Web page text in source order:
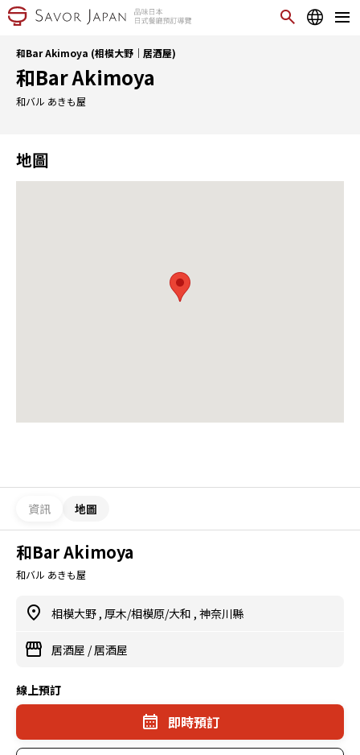
和Bar Akimoya (相模大野｜居酒屋)
和Bar Akimoya
和バル あきも屋
地圖
資訊 地圖
和Bar Akimoya
和バル あきも屋
相模大野 , 厚木/相模原/大和 , 神奈川縣
居酒屋 /居酒屋
線上預訂
即時預訂